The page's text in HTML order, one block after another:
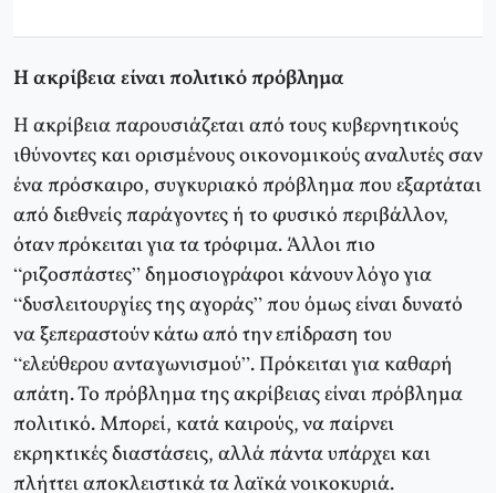
Η ακρίβεια είναι πολιτικό πρόβλημα
Η ακρίβεια παρουσιάζεται από τους κυβερνητικούς
ιθύνοντες και ορισμένους οικονομικούς αναλυτές σαν
ένα πρόσκαιρο, συγκυριακό πρόβλημα που εξαρτάται
από διεθνείς παράγοντες ή το φυσικό περιβάλλον,
όταν πρόκειται για τα τρόφιμα. Άλλοι πιο
“ριζοσπάστες” δημοσιογράφοι κάνουν λόγο για
“δυσλειτουργίες της αγοράς” που όμως είναι δυνατό
να ξεπεραστούν κάτω από την επίδραση του
“ελεύθερου ανταγωνισμού”. Πρόκειται για καθαρή
απάτη. Το πρόβλημα της ακρίβειας είναι πρόβλημα
πολιτικό. Μπορεί, κατά καιρούς, να παίρνει
εκρηκτικές διαστάσεις, αλλά πάντα υπάρχει και
πλήττει αποκλειστικά τα λαϊκά νοικοκυριά.